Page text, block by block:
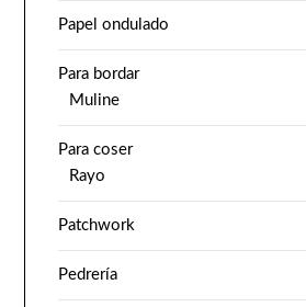
Papel ondulado
Para bordar
Muline
Para coser
Rayo
Patchwork
Pedrería